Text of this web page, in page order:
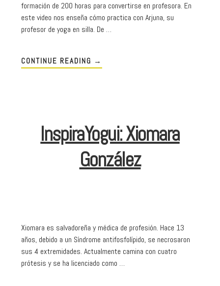
formación de 200 horas para convertirse en profesora. En
este video nos enseña cómo practica con Arjuna, su
profesor de yoga en silla. De …
CONTINUE READING →
InspiraYogui: Xiomara
González
Xiomara es salvadoreña y médica de profesión. Hace 13
años, debido a un Síndrome antifosfolípido, se necrosaron
sus 4 extremidades. Actualmente camina con cuatro
prótesis y se ha licenciado como …